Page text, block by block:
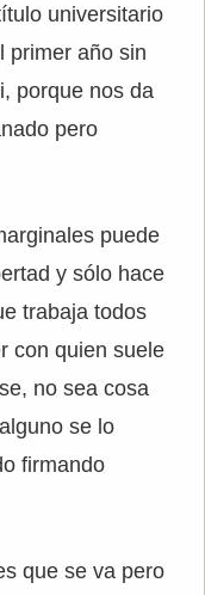
universitario
primer año sin
porque nos da
pero
puede
y sólo hace
trabaja todos
con quien suele
no sea cosa
se lo
firmando
que se va pero